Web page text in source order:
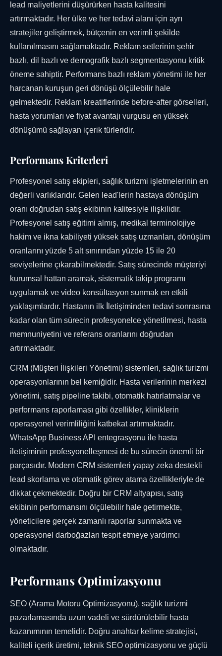
lead maliyetlerini düşürürken hasta kalitesini
artırmaktadır. Her ülke ve her tedavi alanı için ayrı
stratejiler geliştirmek, bütçenin en verimli şekilde
kullanılmasını sağlamaktadır. Reklam setlerinin şehir
bazlı, dil bazlı ve demografik bazlı segmentasyonu kritik
öneme sahiptir. Performans bazlı reklam yönetimi ile her
harcanan kuruşun geri dönüşü ölçülebilir hale
gelmektedir. Reklam kreatiflerinde before-after görselleri,
hasta yorumları ve fiyat avantajı vurgusu en yüksek
dönüşümü sağlayan içerik türleridir.
Performans Kriterleri
Profesyonel satış ekipleri, sağlık turizmi işletmelerinin en
değerli varlıklarıdır. Gelen lead'lerin hastaya dönüşüm
oranı doğrudan satış ekibinin kalitesiyle ilişkilidir.
Profesyonel satış eğitimi almış, medikal terminolojiye
hakim ve ikna kabiliyeti yüksek satış uzmanları, dönüşüm
oranlarını yüzde 5 alt sınırından yüzde 15 ile 20
seviyelerine çıkarabilmektedir. Satış sürecinde müşteriyi
kurumsal hattan aramak, sistematik takip programı
uygulamak ve video konsültasyon sunmak en etkili
yaklaşımlardır. Hastanın ilk İletişiminden tedavi sonrasına
kadar olan tüm sürecin profesyonelce yönetilmesi, hasta
memnuniyetini ve referans oranlarını doğrudan
artırmaktadır.
CRM (Müşteri İlişkileri Yönetimi) sistemleri, sağlık turizmi
operasyonlarının bel kemiğidir. Hasta verilerinin merkezi
yönetimi, satış pipeline takibi, otomatik hatırlatmalar ve
performans raporlaması gibi özellikler, kliniklerin
operasyonel verimliliğini katbekat artırmaktadır.
WhatsApp Business API entegrasyonu ile hasta
iletişiminin profesyonelleşmesi de bu sürecin önemli bir
parçasıdır. Modern CRM sistemleri yapay zeka destekli
lead skorlama ve otomatik görev atama özellikleriyle de
dikkat çekmektedir. Doğru bir CRM altyapısı, satış
ekibinin performansını ölçülebilir hale getirmekte,
yöneticilere gerçek zamanlı raporlar sunmakta ve
operasyonel darboğazları tespit etmeye yardımcı
olmaktadır.
Performans Optimizasyonu
SEO (Arama Motoru Optimizasyonu), sağlık turizmi
pazarlamasında uzun vadeli ve sürdürülebilir hasta
kazanımının temelidir. Doğru anahtar kelime stratejisi,
kaliteli içerik üretimi, teknik SEO optimizasyonu ve güçlü